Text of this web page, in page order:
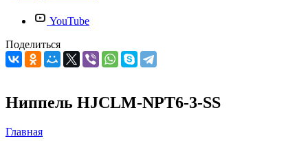
YouTube
Поделиться
Ниппель HJCLM-NPT6-3-SS
Главная